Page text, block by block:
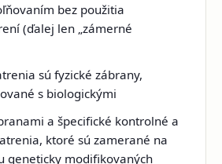
bez použitia
(ďalej len „zámerné
sú fyzické zábrany,
s biologickými
a špecifické kontrolné a
ktoré sú zamerané na
geneticky modifikovaných